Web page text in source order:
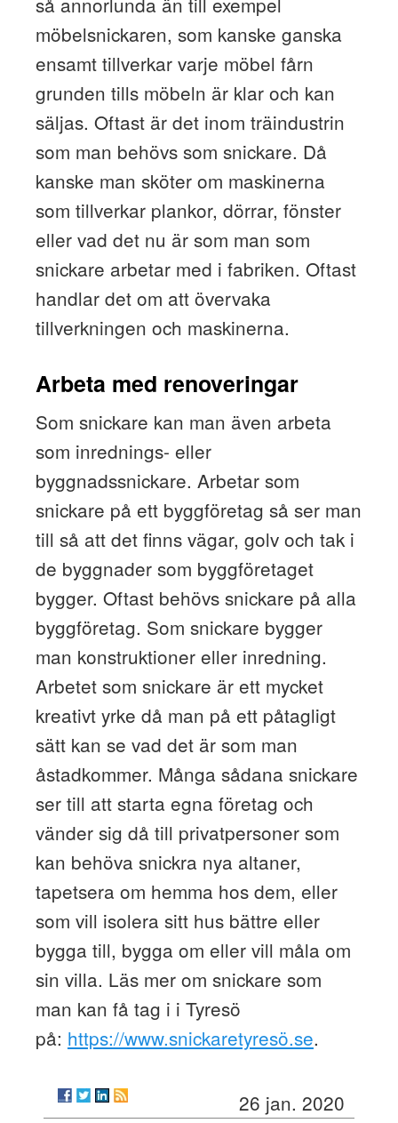
möbelsnickaren, som kanske ganska
ensamt tillverkar varje möbel fårn
grunden tills möbeln är klar och kan
säljas. Oftast är det inom träindustrin
som man behövs som snickare. Då
kanske man sköter om maskinerna
som tillverkar plankor, dörrar, fönster
eller vad det nu är som man som
snickare arbetar med i fabriken. Oftast
handlar det om att övervaka
tillverkningen och maskinerna.
Arbeta med renoveringar
Som snickare kan man även arbeta
som inrednings- eller
byggnadssnickare. Arbetar som
snickare på ett byggföretag så ser man
till så att det finns vägar, golv och tak i
de byggnader som byggföretaget
bygger. Oftast behövs snickare på alla
byggföretag. Som snickare bygger
man konstruktioner eller inredning.
Arbetet som snickare är ett mycket
kreativt yrke då man på ett påtagligt
sätt kan se vad det är som man
åstadkommer. Många sådana snickare
ser till att starta egna företag och
vänder sig då till privatpersoner som
kan behöva snickra nya altaner,
tapetsera om hemma hos dem, eller
som vill isolera sitt hus bättre eller
bygga till, bygga om eller vill måla om
sin villa. Läs mer om snickare som
man kan få tag i i Tyresö
på: https://www.snickaretyresö.se.
26 jan. 2020